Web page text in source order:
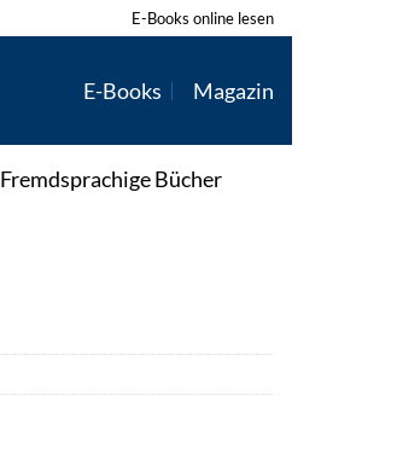
E-Books online lesen
E-Books Magazin
Fremdsprachige Bücher